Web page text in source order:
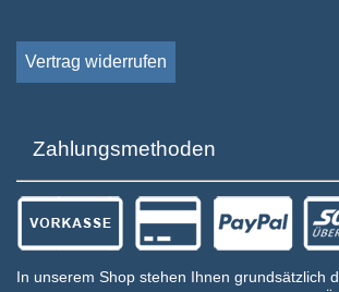
Vertrag widerrufen
Zahlungsmethoden
In unserem Shop stehen Ihnen grundsätzlich